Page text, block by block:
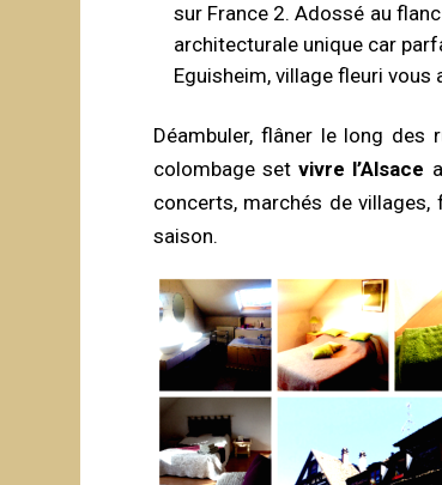
sur France 2. Adossé au
architecturale unique car
Eguisheim, village fleuri
Déambuler, flâner le long des
colombage setvivre l’Alsace
concerts, marchés de
saison.